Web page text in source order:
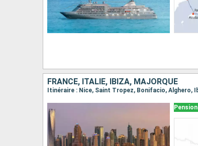
FRANCE, ITALIE, IBIZA, MAJORQUE
Itinéraire : Nice, Saint Tropez, Bonifacio, Alghero,